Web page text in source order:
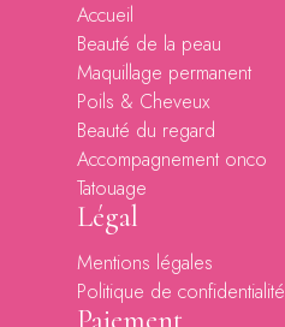
Accueil
Beauté de la peau
Maquillage permanent
Poils & Cheveux
Beauté du regard
Accompagnement onco
Tatouage
Légal
Mentions légales
Politique de confidentialité